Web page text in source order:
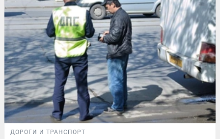
ДОРОГИ И ТРАНСПОРТ